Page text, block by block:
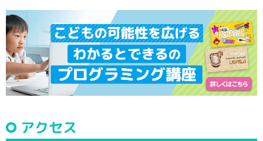
アクセス